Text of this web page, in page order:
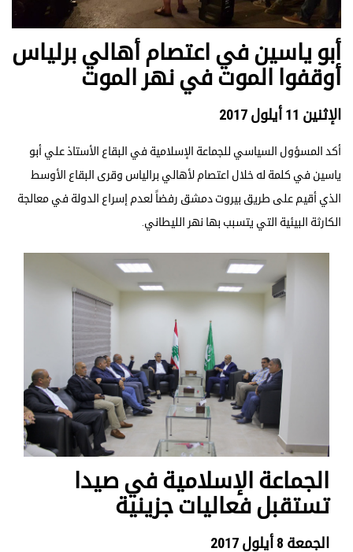
أبو ياسين في اعتصام أهالي برلياس
أوقفوا الموت في نهر الموت
الإثنين 11 أيلول 2017
أكد المسؤول السياسي للجماعة الإسلامية في البقاع الأستاذ علي أبو
ياسين في كلمة له خلال اعتصام لأهالي برالياس وقرى البقاع الأوسط
الذي أقيم على طريق بيروت دمشق رفضاً لعدم إسراع الدولة في معالجة
الكارثة البيئية التي يتسبب بها نهر الليطاني.
الجماعة الإسلامية في صيدا
تستقبل فعاليات جزينية
الجمعة 8 أيلول 2017